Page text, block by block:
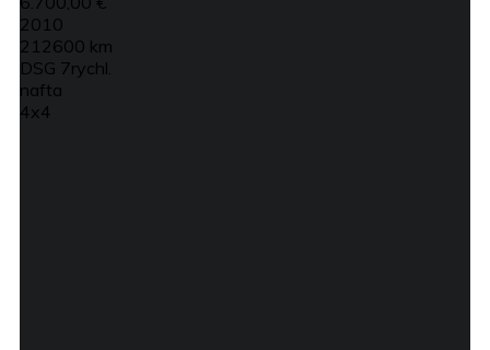
2010
212600 km
DSG 7rychl.
nafta
4x4